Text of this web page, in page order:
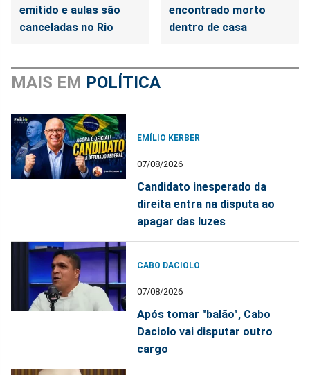
emitido e aulas são
canceladas no Rio
encontrado morto
dentro de casa
MAIS EM POLÍTICA
EMÍLIO KERBER
07/08/2026
Candidato inesperado da
direita entra na disputa ao
apagar das luzes
CABO DACIOLO
07/08/2026
Após tomar "balão", Cabo
Daciolo vai disputar outro
cargo